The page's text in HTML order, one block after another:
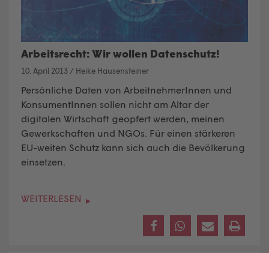
Arbeitsrecht: Wir wollen Datenschutz!
10. April 2013 / Heike Hausensteiner
Persönliche Daten von ArbeitnehmerInnen und
KonsumentInnen sollen nicht am Altar der
digitalen Wirtschaft geopfert werden, meinen
Gewerkschaften und NGOs. Für einen stärkeren
EU-weiten Schutz kann sich auch die Bevölkerung
einsetzen.
WEITERLESEN